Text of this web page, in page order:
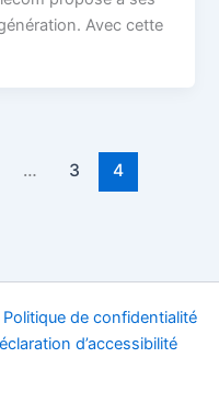
Avec cette
… 3 4
Politique de confidentialité
d’accessibilité